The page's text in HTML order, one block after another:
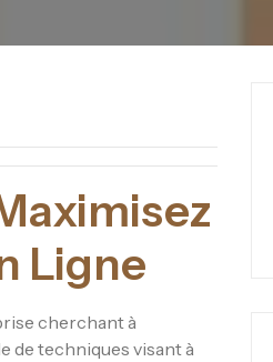
Ligne
cherchant à
de techniques visant à